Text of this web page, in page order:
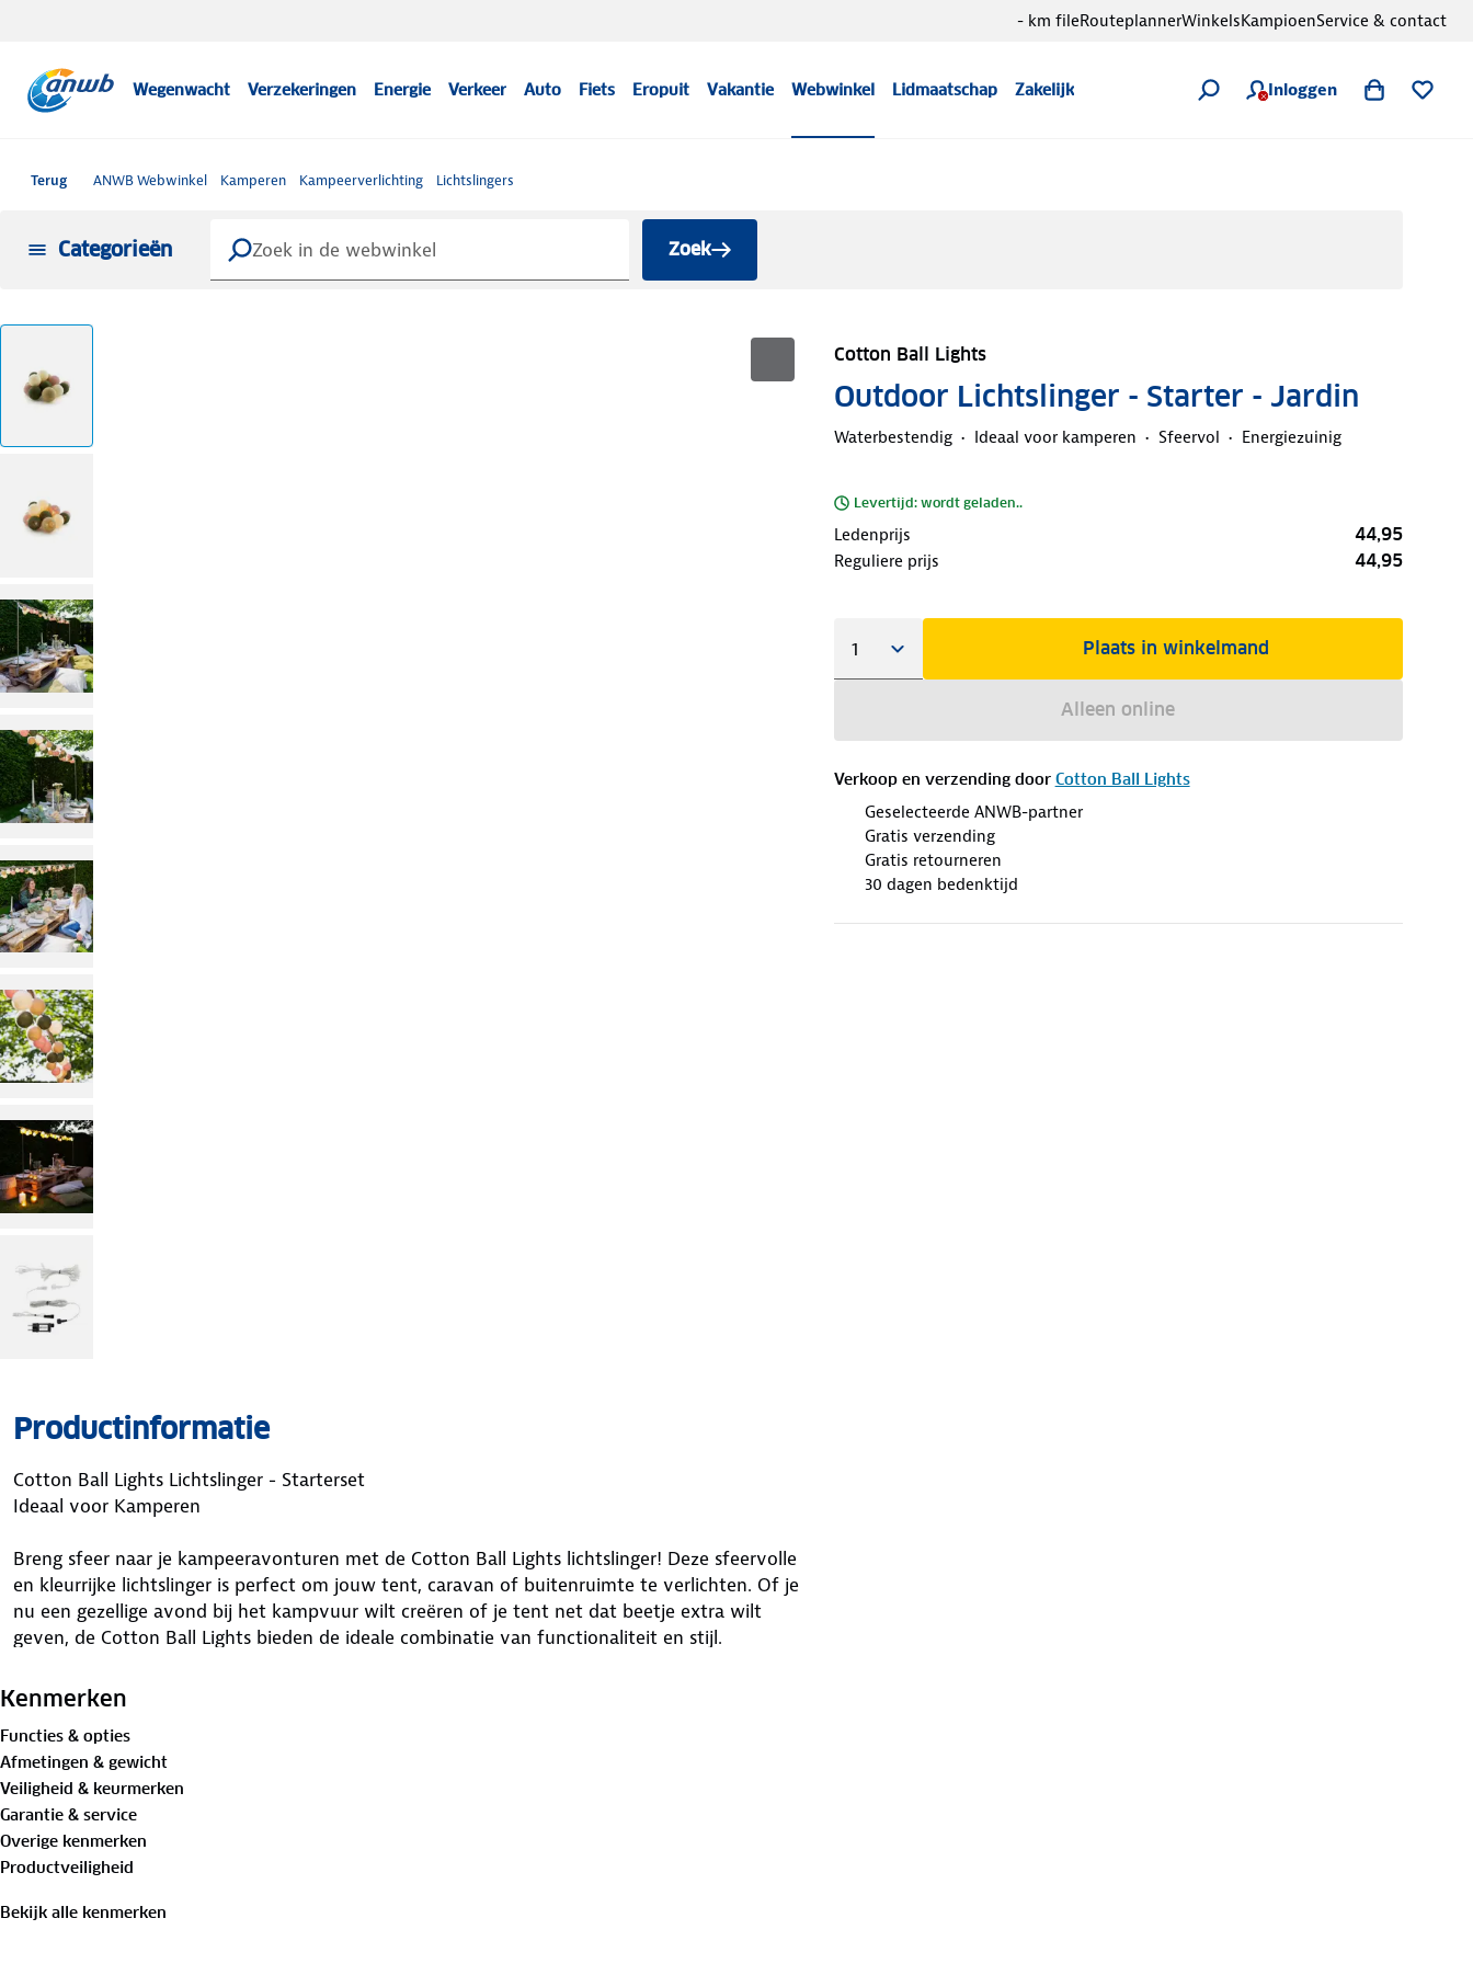
Wegenwacht Verzekeringen Energie Verkeer Auto Fiets Eropuit Vakantie Webwinkel Lidmaatschap Zakelijk Inloggen
- km fileRouteplannerWinkelsKampioenService & contact
Terug ANWB Webwinkel Kamperen Kampeerverlichting Lichtslingers
Categorieën Zoek
Cotton Ball Lights
Outdoor Lichtslinger - Starter - Jardin
Waterbestendig Ideaal voor kamperen Sfeervol Energiezuinig
Levertijd: wordt geladen..
Ledenprijs 44,95
Reguliere prijs 44,95
Plaats in winkelmand
Alleen online
Verkoop en verzending door Cotton Ball Lights
Geselecteerde ANWB-partner
Gratis verzending
Gratis retourneren
30 dagen bedenktijd
Productinformatie
Cotton Ball Lights Lichtslinger - Starterset
Ideaal voor Kamperen
Breng sfeer naar je kampeeravonturen met de Cotton Ball Lights lichtslinger! Deze sfeervolle
en kleurrijke lichtslinger is perfect om jouw tent, caravan of buitenruimte te verlichten. Of je
nu een gezellige avond bij het kampvuur wilt creëren of je tent net dat beetje extra wilt
geven, de Cotton Ball Lights bieden de ideale combinatie van functionaliteit en stijl.
Voordelen van de Cotton Ball Lights lichtslinger:
knusse sfeer creëert.
- Eenvoudig mee te nemen: Lichtgewicht en compact, ideaal voor op reis.
- Duurzaam en waterbestendig: Geschikt voor zowel binnen- als buitengebruik.
- Energiezuinig: Werkt op 5 volt en kan op een powerbank
- Personalisatie: Verkrijgbaar in verschillende kleurencombinaties om jouw kampeerplek een
unieke uitstraling te geven.
De lichtslinger is energiezuinig en werkt op 5 volt. Met de bijgeleverde adapter
Kenmerken
Functies & opties
Afmetingen & gewicht
Veiligheid & keurmerken
Garantie & service
Overige kenmerken
Productveiligheid
Bekijk alle kenmerken